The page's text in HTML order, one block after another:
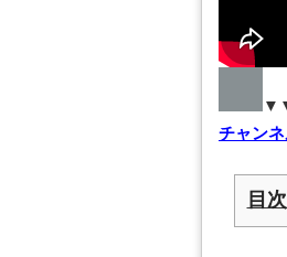
チャン
目